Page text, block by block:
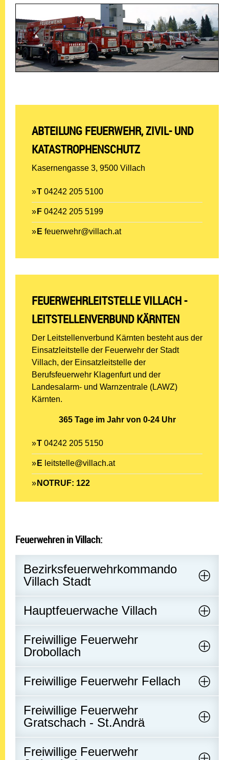
ABTEILUNG FEUERWEHR, ZIVIL- UND
KATASTROPHENSCHUTZ
Kasernengasse 3, 9500 Villach
T 04242 205 5100
F 04242 205 5199
E feuerwehr@villach.at
FEUERWEHRLEITSTELLE VILLACH -
LEITSTELLENVERBUND KÄRNTEN
Der Leitstellenverbund Kärnten besteht aus der
Einsatzleitstelle der Feuerwehr der Stadt
Villach, der Einsatzleitstelle der
Berufsfeuerwehr Klagenfurt und der
Landesalarm- und Warnzentrale (LAWZ)
Kärnten.
365 Tage im Jahr von 0-24 Uhr
T 04242 205 5150
E leitstelle@villach.at
NOTRUF: 122
Feuerwehren in Villach:
Bezirksfeuerwehrkommando
Villach Stadt
Hauptfeuerwache Villach
Freiwillige Feuerwehr
Drobollach
Freiwillige Feuerwehr Fellach
Freiwillige Feuerwehr
Gratschach - St.Andrä
Freiwillige Feuerwehr